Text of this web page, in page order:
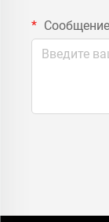
Сообщение